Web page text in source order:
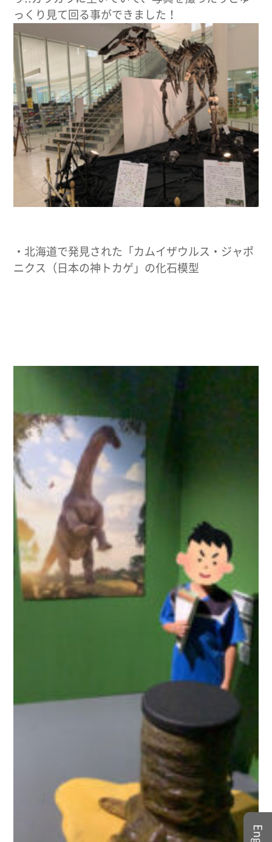
っくり見て回る事ができました！
・北海道で発見された「カムイザウルス・ジャポ
ニクス（日本の神トカゲ」の化石模型